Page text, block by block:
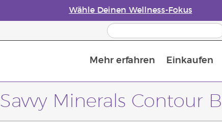
Wähle Deinen Wellness-Fokus
Mehr erfahren Einkaufen
Savvy Minerals Contour